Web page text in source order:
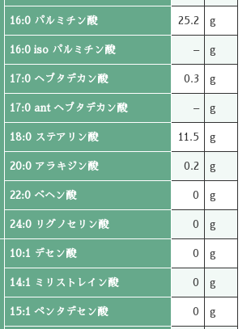
16:0 パルミチン酸 25.2 g
16:0 iso パルミチン酸 – g
17:0 ヘプタデカン酸 0.3 g
17:0 ant ヘプタデカン酸 – g
18:0 ステアリン酸 11.5 g
20:0 アラキジン酸 0.2 g
22:0 ベヘン酸 0 g
24:0 リグノセリン酸 0 g
10:1 デセン酸 0 g
14:1 ミリストレイン酸 0 g
15:1 ペンタデセン酸 0 g